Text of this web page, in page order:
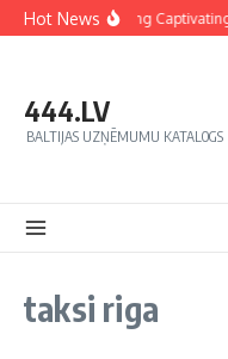
Hot NewsCrafting
444.LV
BALTIJAS UZŅĒMUMU KATALOGS
taksi riga